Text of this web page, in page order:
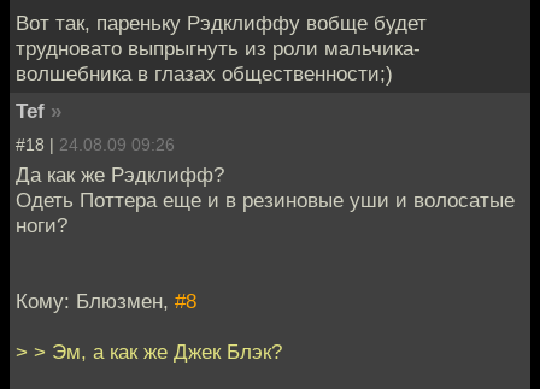
Вот так, пареньку Рэдклиффу вобще будет
трудновато выпрыгнуть из роли мальчика-
волшебника в глазах общественности;)
Tef »
#18 | 24.08.09 09:26
Да как же Рэдклифф?
Одеть Поттера еще и в резиновые уши и волосатые
ноги?
Кому: Блюзмен, #8
> > Эм, а как же Джек Блэк?